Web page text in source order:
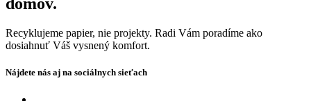
Recyklujeme papier, nie projekty. Radi Vám poradíme ako
dosiahnuť Váš vysnený komfort.
Nájdete nás aj na sociálnych sieťach